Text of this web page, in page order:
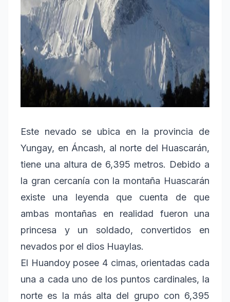
Este nevado se ubica en la provincia de
Yungay, en Áncash, al norte del Huascarán,
tiene una altura de 6,395 metros. Debido a
la gran cercanía con la montaña Huascarán
existe una leyenda que cuenta de que
ambas montañas en realidad fueron una
princesa y un soldado, convertidos en
nevados por el dios Huaylas.
El Huandoy posee 4 cimas, orientadas cada
una a cada uno de los puntos cardinales, la
norte es la más alta del grupo con 6,395